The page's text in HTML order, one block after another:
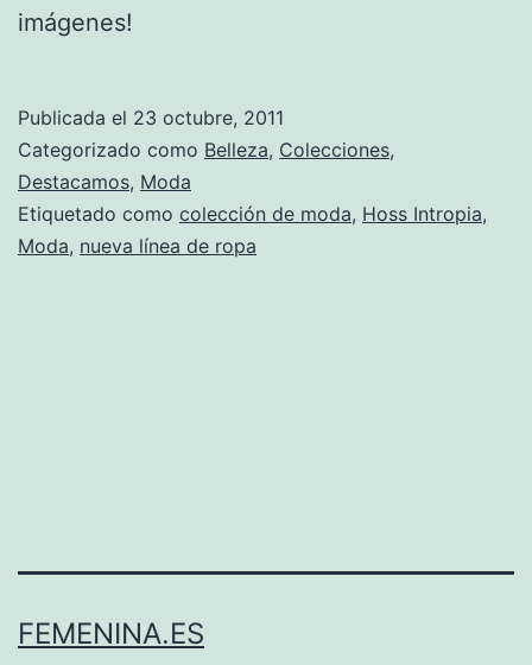
imágenes!
Publicada el 23 octubre, 2011
Categorizado como Belleza, Colecciones,
Destacamos, Moda
Etiquetado como colección de moda, Hoss Intropia,
Moda, nueva línea de ropa
FEMENINA.ES